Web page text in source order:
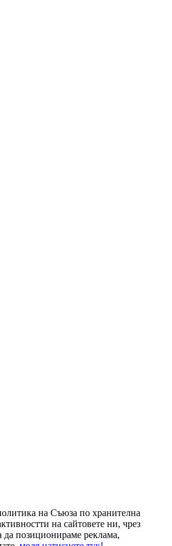
на Съюза по хранителна
на сайтовете ни, чрез
да позиционираме реклама,